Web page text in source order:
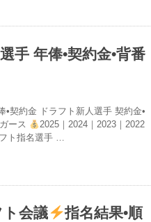
手 年俸•契約金•背番
•契約金 ドラフト新人選手 契約金•
ース
2025｜2024｜2023｜2022
ト指名選手 …
ト会議
指名結果•順